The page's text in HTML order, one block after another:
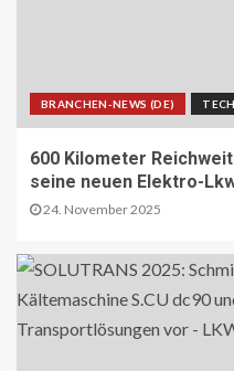
BRANCHEN-NEWS (DE)
600 Kilometer
seine neuen Elektro-
24. November 2025